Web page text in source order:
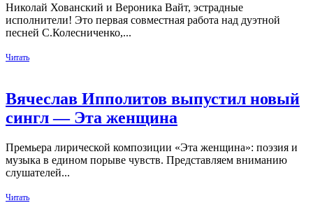
Николай Хованский и Вероника Вайт, эстрадные
исполнители! Это первая совместная работа над дуэтной
песней С.Колесниченко,...
Читать
Вячеслав Ипполитов выпустил новый
сингл — Эта женщина
Премьера лирической композиции «Эта женщина»: поэзия и
музыка в едином порыве чувств. Представляем вниманию
слушателей...
Читать